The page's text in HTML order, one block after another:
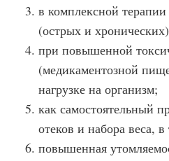
в комплексной
(острых и
при повышенной
(медикаментозной
нагрузке на организм;
как самостоятельный
отеков и набора веса,
повышенная